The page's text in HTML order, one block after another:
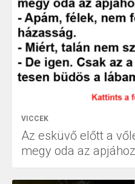
VICCEK
Az esküvő előtt a
megy oda az apjához